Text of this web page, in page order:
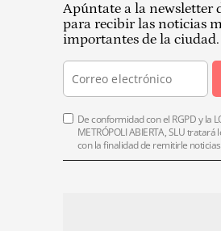
Apúntate a la newsletter
para recibir las noticias
importantes de la ciudad.
De conformidad con el RGPD y la
METRÓPOLI ABIERTA, SLU
con la finalidad de remitirle